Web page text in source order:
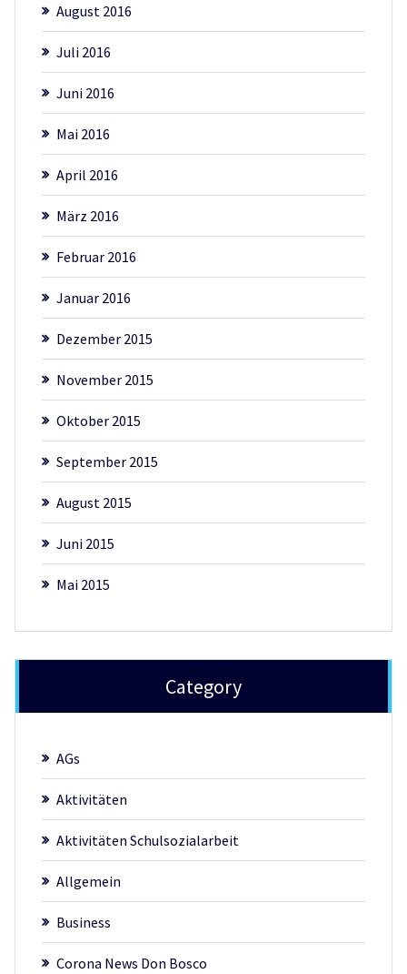
August 2016
Juli 2016
Juni 2016
Mai 2016
April 2016
März 2016
Februar 2016
Januar 2016
Dezember 2015
November 2015
Oktober 2015
September 2015
August 2015
Juni 2015
Mai 2015
Category
AGs
Aktivitäten
Aktivitäten Schulsozialarbeit
Allgemein
Business
Corona News Don Bosco